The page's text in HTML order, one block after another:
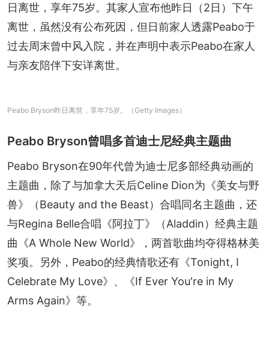
日离世，享年75岁。其家人宣布他昨日（2日）下午
离世，虽然没有公布死因，但日前家人透露Peabo于
过去周末曾中风入院，并在声明中表示Peabo在家人
与亲友陪伴下安详离世。
Peabo Bryson昨日离世，享年75岁。（Getty Images）
Peabo Bryson曾唱多首迪士尼经典主题曲
Peabo Bryson在90年代曾为迪士尼多部经典动画的
主题曲，除了与加拿大天后Celine Dion为《美女与野
兽》（Beauty and the Beast）合唱同名主题曲，还
与Regina Belle合唱《阿拉丁》（Aladdin）经典主题
曲《A Whole New World》，两首歌曲均夺得格林美
奖项。另外，Peabo的经典情歌还有《Tonight, I
Celebrate My Love》、《If Ever You're in My
Arms Again》等。